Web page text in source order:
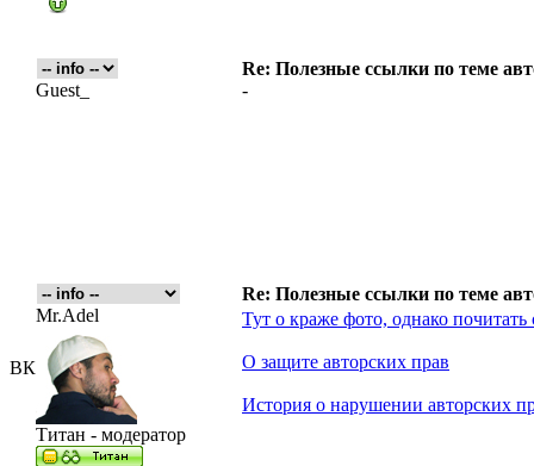
ВК
Re: Полезные ссылки по теме
Guest_
-
Re: Полезные ссылки по теме
Mr.Adel
Титан - модератор
Тут о краже фото, однако почитать
О защите авторских прав
История о нарушении авторских